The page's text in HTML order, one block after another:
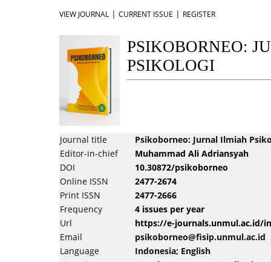
VIEW JOURNAL | CURRENT ISSUE | REGISTER
PSIKOBORNEO:
PSIKOLOGI
Journal title
Psikoborneo: Jurnal Ilmiah
Editor-in-chief
Muhammad Ali Adriansyah
DOI
10.30872/psikoborneo
Online ISSN
2477-2674
Print ISSN
2477-2666
Frequency
4 issues per year
Url
https://e-journals.unmul.ac.id/
Email
psikoborneo@fisip.unmul.ac.id
Language
Indonesia; English